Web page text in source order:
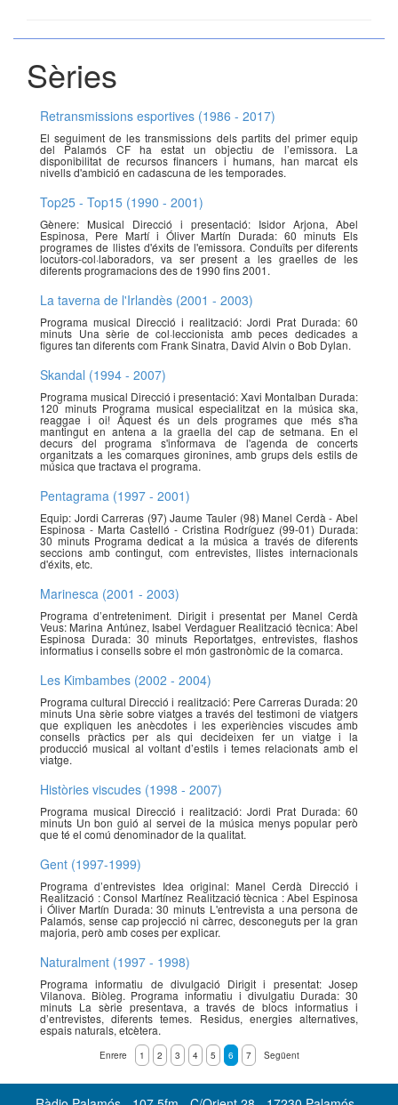
Sèries
Retransmissions esportives (1986 - 2017)
El seguiment de les transmissions dels partits del primer equip
del Palamós CF ha estat un objectiu de l’emissora. La
disponibilitat de recursos financers i humans, han marcat els
nivells d'ambició en cadascuna de les temporades.
Top25 - Top15 (1990 - 2001)
Gènere: Musical Direcció i presentació: Isidor Arjona, Abel
Espinosa, Pere Martí i Óliver Martín Durada: 60 minuts Els
programes de llistes d'éxits de l'emissora. Conduïts per diferents
locutors-col·laboradors, va ser present a les graelles de les
diferents programacions des de 1990 fins 2001.
La taverna de l'Irlandès (2001 - 2003)
Programa musical Direcció i realització: Jordi Prat Durada: 60
minuts Una sèrie de col·leccionista amb peces dedicades a
figures tan diferents com Frank Sinatra, David Alvin o Bob Dylan.
Skandal (1994 - 2007)
Programa musical Direcció i presentació: Xavi Montalban Durada:
120 minuts Programa musical especialitzat en la música ska,
reaggae i oi! Aquest és un dels programes que més s'ha
mantingut en antena a la graella del cap de setmana. En el
decurs del programa s'informava de l'agenda de concerts
organitzats a les comarques gironines, amb grups dels estils de
música que tractava el programa.
Pentagrama (1997 - 2001)
Equip: Jordi Carreras (97) Jaume Tauler (98) Manel Cerdà - Abel
Espinosa - Marta Castelló - Cristina Rodríguez (99-01) Durada:
30 minuts Programa dedicat a la música a través de diferents
seccions amb contingut, com entrevistes, llistes internacionals
d'éxits, etc.
Marinesca (2001 - 2003)
Programa d’entreteniment. Dirigit i presentat per Manel Cerdà
Veus: Marina Antúnez, Isabel Verdaguer Realització tècnica: Abel
Espinosa Durada: 30 minuts Reportatges, entrevistes, flashos
informatius i consells sobre el món gastronòmic de la comarca.
Les Kimbambes (2002 - 2004)
Programa cultural Direcció i realització: Pere Carreras Durada: 20
minuts Una sèrie sobre viatges a través del testimoni de viatgers
que expliquen les anècdotes i les experiències viscudes amb
consells pràctics per als qui decideixen fer un viatge i la
producció musical al voltant d’estils i temes relacionats amb el
viatge.
Històries viscudes (1998 - 2007)
Programa musical Direcció i realització: Jordi Prat Durada: 60
minuts Un bon guió al servei de la música menys popular però
que té el comú denominador de la qualitat.
Gent (1997-1999)
Programa d’entrevistes Idea original: Manel Cerdà Direcció i
Realització : Consol Martínez Realització tècnica : Abel Espinosa
i Óliver Martín Durada: 30 minuts L'entrevista a una persona de
Palamós, sense cap projecció ni càrrec, desconeguts per la gran
majoria, però amb coses per explicar.
Naturalment (1997 - 1998)
Programa informatiu de divulgació Dirigit i presentat: Josep
Vilanova. Biòleg. Programa informatiu i divulgatiu Durada: 30
minuts La sèrie presentava, a través de blocs informatius i
d’entrevistes, diferents temes. Residus, energies alternatives,
espais naturals, etcètera.
Enrere 1 2 3 4 5 6 7 Següent